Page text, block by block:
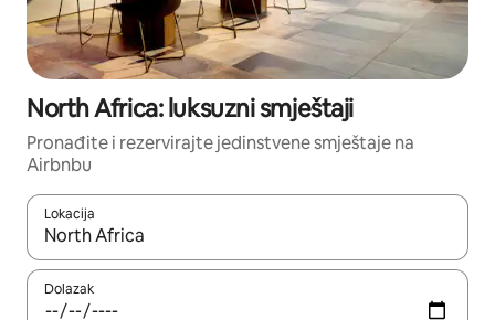
North Africa: luksuzni smještaji
Pronađite i rezervirajte jedinstvene smještaje na
Airbnbu
Lokacija
Kada budu dostupni rezultati, moći ćete ih pregledati
Dolazak